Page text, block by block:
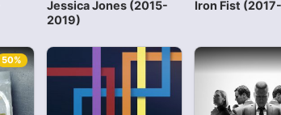
Jessica Jones (2015-
2019)
Iron Fist
50%